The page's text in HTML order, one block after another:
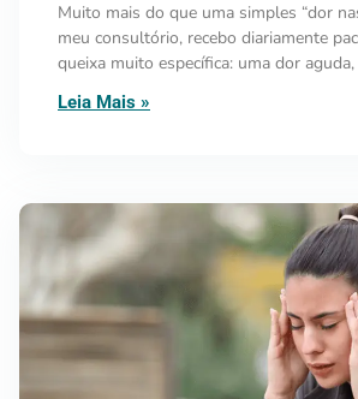
Muito mais do que uma simples “dor
meu consultório, recebo diariamente
queixa muito específica: uma dor
Leia Mais »